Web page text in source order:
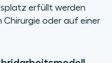
erfüllt werden
Chirurgie oder auf einer